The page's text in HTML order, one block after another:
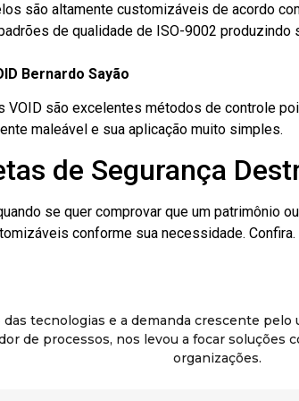
são altamente customizáveis de acordo
de qualidade de ISO-9002
Bernardo Sayão
VOID são excelentes métodos de controle
maleável e sua aplicação muito simples.
de Segurança
se quer comprovar que um patrimônio
conforme sua necessidade. Confira.
tecnologias e a demanda crescente
de processos, nos levou a focar soluções
organizações.